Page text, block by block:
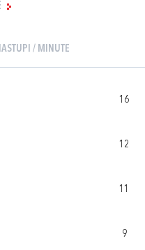
/ MINUTE
16
12
11
9